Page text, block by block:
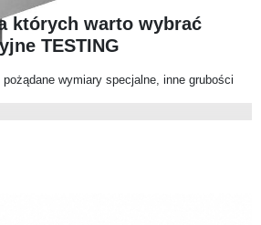
których warto wybrać
TESTING
wymiary specjalne, inne grubości